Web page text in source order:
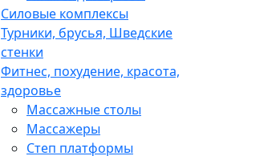
Силовые комплексы
Турники, брусья, Шведские
стенки
Фитнес, похудение, красота,
здоровье
Массажные столы
Массажеры
Степ платформы